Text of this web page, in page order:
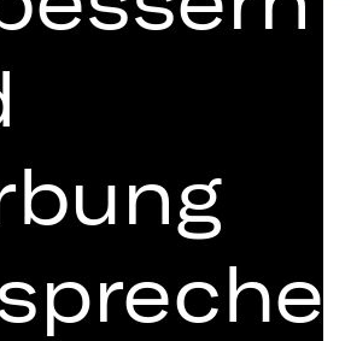
von Tim Rice
Sprache mit deutschen
mit der Bayerischen
August Everding,